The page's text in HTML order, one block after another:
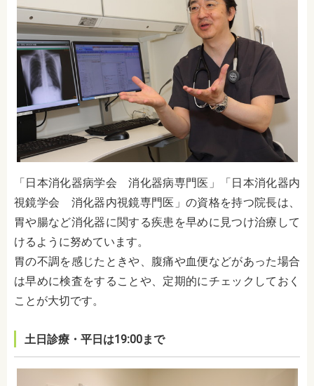
「日本消化器病学会 消化器病専門医」「日本消化器内
視鏡学会 消化器内視鏡専門医」の資格を持つ院長は、
胃や腸など消化器に関する疾患を早めに見つけ治療して
けるように努めています。
胃の不調を感じたときや、腹痛や血便などがあった場合
は早めに検査をすることや、定期的にチェックしておく
ことが大切です。
土日診療・平日は19:00まで